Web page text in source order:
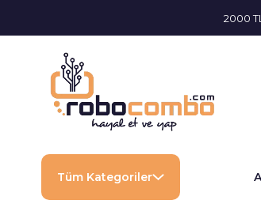
2000
Tüm Kategoriler